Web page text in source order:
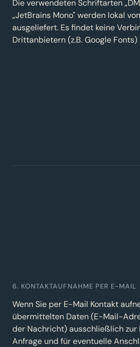
Die verwendeten Schriftarten
„JetBrains Mono" werden lokal
ausgeliefert. Es findet keine
Drittanbietern (z.B. Google
6. KONTAKTAUFNAHME PER E-MAIL
Wenn Sie per E-Mail Kontakt
übermittelten Daten (E-Mail-
der Nachricht) ausschließlich zur
Anfrage und für eventuelle